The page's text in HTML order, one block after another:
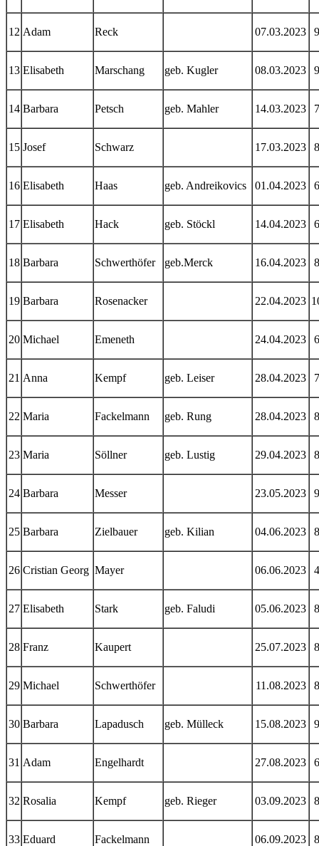
12 Adam Reck 07.03.2023
13 Elisabeth Marschang geb. Kugler 08.03.2023
14 Barbara Petsch geb. Mahler 14.03.2023
15 Josef Schwarz 17.03.2023
16 Elisabeth Haas geb. Andreikovics 01.04.2023
17 Elisabeth Hack geb. Stöckl 14.04.2023
18 Barbara Schwerthöfer geb.Merck 16.04.2023
19 Barbara Rosenacker 22.04.2023
20 Michael Emeneth 24.04.2023
21 Anna Kempf geb. Leiser 28.04.2023
22 Maria Fackelmann geb. Rung 28.04.2023
23 Maria Söllner geb. Lustig 29.04.2023
24 Barbara Messer 23.05.2023
25 Barbara Zielbauer geb. Kilian 04.06.2023
26 Cristian Georg Mayer 06.06.2023
27 Elisabeth Stark geb. Faludi 05.06.2023
28 Franz Kaupert 25.07.2023
29 Michael Schwerthöfer 11.08.2023
30 Barbara Lapadusch geb. Mülleck 15.08.2023
31 Adam Engelhardt 27.08.2023
32 Rosalia Kempf geb. Rieger 03.09.2023
33 Eduard Fackelmann 06.09.2023